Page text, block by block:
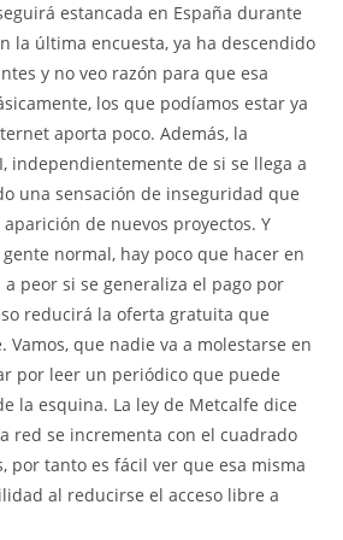
estancada en España durante
la última encuesta, ya ha descendido
y no veo razón para que esa
los que podíamos estar ya
aporta poco. Además, la
independientemente de si se llega a
una sensación de inseguridad que
de nuevos proyectos. Y
normal, hay poco que hacer en
peor si se generaliza el pago por
reducirá la oferta gratuita que
Vamos, que nadie va a molestarse en
por leer un periódico que puede
la esquina. La ley de Metcalfe dice
red se incrementa con el cuadrado
por tanto es fácil ver que esa misma
al reducirse el acceso libre a